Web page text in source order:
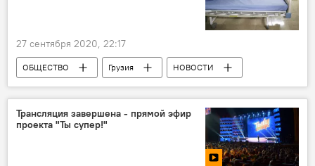
27 сентября 2020, 22:17
ОБЩЕСТВО Грузия
НОВОСТИ
Коронавирус COVID-19
Трансляция завершена - прямой эфир
проекта "Ты супер!"